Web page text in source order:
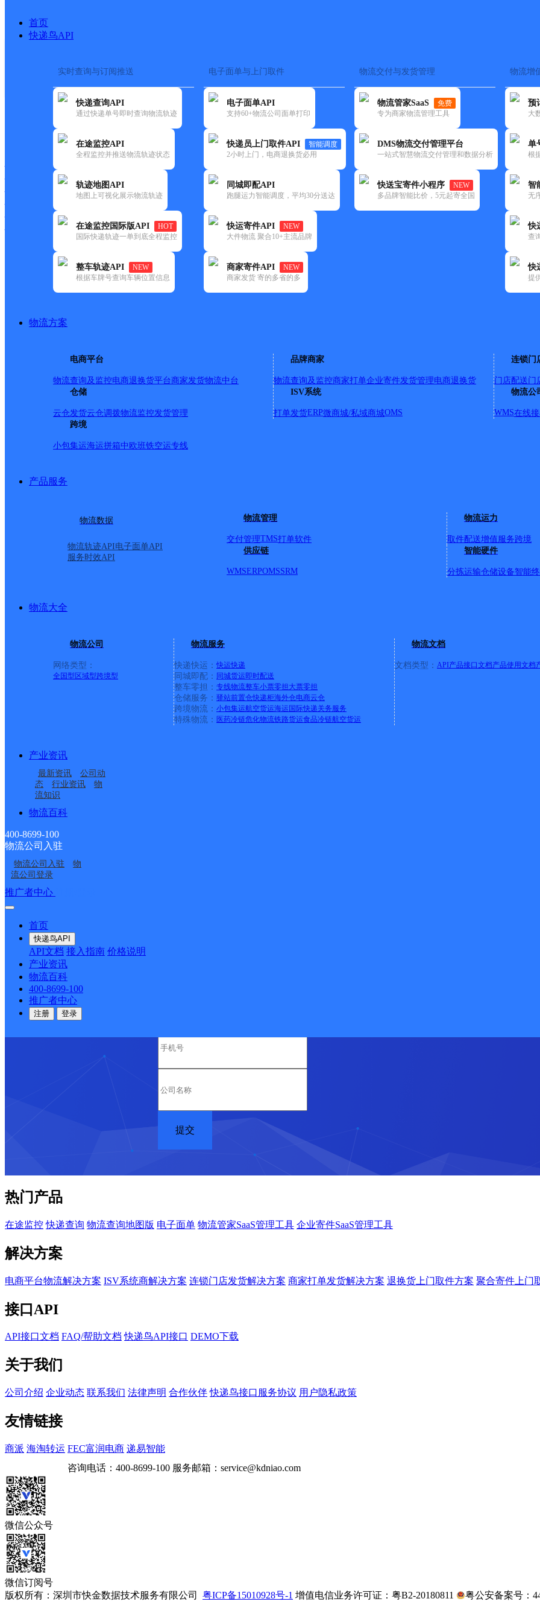
首页
快递鸟API
实时查询与订阅推送
快递查询API
通过快递单号即时查询物流轨迹
在途监控API
全程监控并推送物流轨迹状态
轨迹地图API
地图上可视化展示物流轨迹
在途监控国际版API
HOT
国际快递轨迹一单到底全程监控
整车轨迹API
NEW
根据车牌号查询车辆位置信息
电子面单与上门取件
电子面单API
支持60+物流公司面单打印
快递员上门取件API
智能调度
2小时上门，电商退换货必用
同城即配API
跑腿运力智能调度，平均30分送达
快运寄件API
NEW
大件物流 聚合10+主流品牌
商家寄件API
NEW
商家发货 寄的多省的多
物流交付与发货管理
物流管家SaaS
免费
专为商家物流管理工具
DMS物流交付管理平台
一站式智慧物流交付管理和数据分析
快送宝寄件小程序
NEW
多品牌智能比价，5元起寄全国
物流增
预
大
单
根
智
无
快
查
快
提
物流方案
电商平台
物流查询及监控电商退换货平台商家发货物流中台
品牌商家
物流查询及监控商家打单企业寄件发货管理电商退换货
连锁门
门店配送门
仓储
云仓发货云仓调拨物流监控发货管理
ISV系统
打单发货ERP微商城/私域商城OMS
物流公
WMS在线
跨境
小包集运海运拼箱中欧班铁空运专线
产品服务
物流数据
物流轨迹API电子面单API
服务时效API
物流管理
交付管理TMS打单软件
物流运力
取件配送增值服务跨境
供应链
WMSERPOMSSRM
智能硬件
分拣运输仓储设备智能
物流大全
物流公司
网络类型：
全国型 区域型跨境型
物流服务
快递快运： 快运快递
同城即配： 同城货运即时配送
整车零担： 专线物流整车小票零担大票零担
仓储服务： 驿站前置仓快递柜海外仓电商云仓
跨境物流： 小包集运航空货运海运 国际快递关务服务
特殊物流： 医药冷链危化物流铁路货运食品冷链航空货运
物流文档
文档类型： API产品接口文档产品使用文档
产业资讯
最新资讯
公司动
态
行业资讯
物
流知识
物流百科
400-8699-100
物流公司入驻
物流公司入驻
物
流公司登录
推广者中心
首页
快递鸟API
API文档 接入指南 价格说明
产业资讯
物流百科
400-8699-100
推广者中心
注册 登录
快递大全 > 快递网点
快递大全 快运大全
NEW
城市：阿勒泰地区 ✕ 地区：布尔津县 ✕
清空已选
地区:
不限 阿勒泰市(3)
阿勒泰布尔津营业点
更多号码地址：新疆维吾尔自治区阿勒泰地区布尔津县布尔津镇美丽峰路南消防中队旁商铺3-1-5号
详情
更多号码地址：新疆阿勒泰市布尔津县
新疆布尔津县公司
地址：百花园路鑫津园小区B8号楼4号门面
派送范围:布尔津县城（布尔津镇）
阿勒泰布尔津县网点
地址：新疆维吾儿自治区阿勒泰地区布尔津县卧龙湾路18-11
首页
电话：
电话：
顺丰速运
顺丰速运可克达拉市营业点
顺丰速运陵水英州英环东路营业点
顺丰速运
顺丰速运
优质服务 安全稳定
专属客服 7*24小时支撑
时效保障 数据准确
成功率100%，准确率≥99.9%
企业系统级物流解决方案
国家高新技术企业 荣获《中国物流行业最具投资价值企业》
咨询热线：400-8699-100
热门产品
在途监控 快递查询 物流查询地图版 电子面单 物流管家SaaS管理工具 企业寄件SaaS管理工具
解决方案
电商平台物流解决方案 ISV系统商解决方案 连锁门店发货解决方案 商家打单发货解决方案 退换货上门取件方案 聚合寄件上门
接口API
API接口文档 FAQ/帮助文档 快递鸟API接口 DEMO下载
关于我们
公司介绍 企业动态 联系我们 法律声明 合作伙伴 快递鸟接口服务协议 用户隐私政策
友情链接
商派 海淘转运 FEC富润电商 递易智能
咨询电话： 400-8699-100 服务邮箱： service@kdniao.com
微信公众号
微信订阅号
版权所有：深圳市快金数据技术服务有限公司 粤ICP备15010928号-1 增值电信业务许可证：粤B2-20180811 粤公安备案号：